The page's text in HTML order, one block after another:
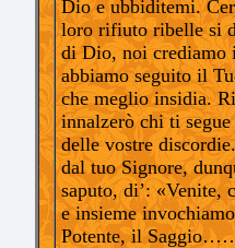
Dio e ubbiditemi.
loro rifiuto ribelle si
di Dio, noi crediamo
abbiamo seguito il
che meglio insidia.
innalzerò chi ti
delle vostre
dal tuo Signore,
saputo, di’: «Venite,
e insieme
Potente, il